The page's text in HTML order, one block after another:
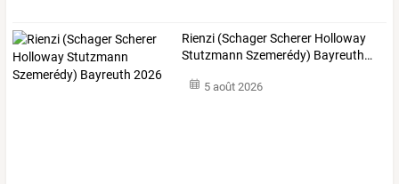
Rienzi (SchagerScherer Holloway
Stutzmann Szemerédy) Bayreuth…
5 août 2026